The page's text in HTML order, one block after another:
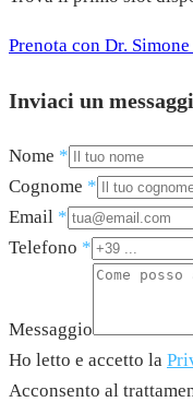
Prenota con Dr.
Inviaci un
Nome *
Cognome *
Email *
Telefono *
Messaggio
Ho letto e accetto la
Acconsento al